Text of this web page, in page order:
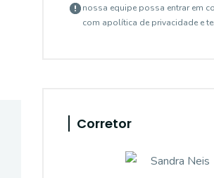
nossa equipe possa entrar em
com apolítica de privacidade e
Corretor